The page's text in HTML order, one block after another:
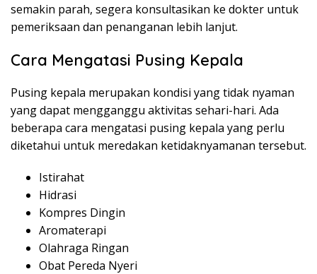
semakin parah, segera konsultasikan ke dokter untuk
pemeriksaan dan penanganan lebih lanjut.
Cara Mengatasi Pusing Kepala
Pusing kepala merupakan kondisi yang tidak nyaman
yang dapat mengganggu aktivitas sehari-hari. Ada
beberapa cara mengatasi pusing kepala yang perlu
diketahui untuk meredakan ketidaknyamanan tersebut.
Istirahat
Hidrasi
Kompres Dingin
Aromaterapi
Olahraga Ringan
Obat Pereda Nyeri